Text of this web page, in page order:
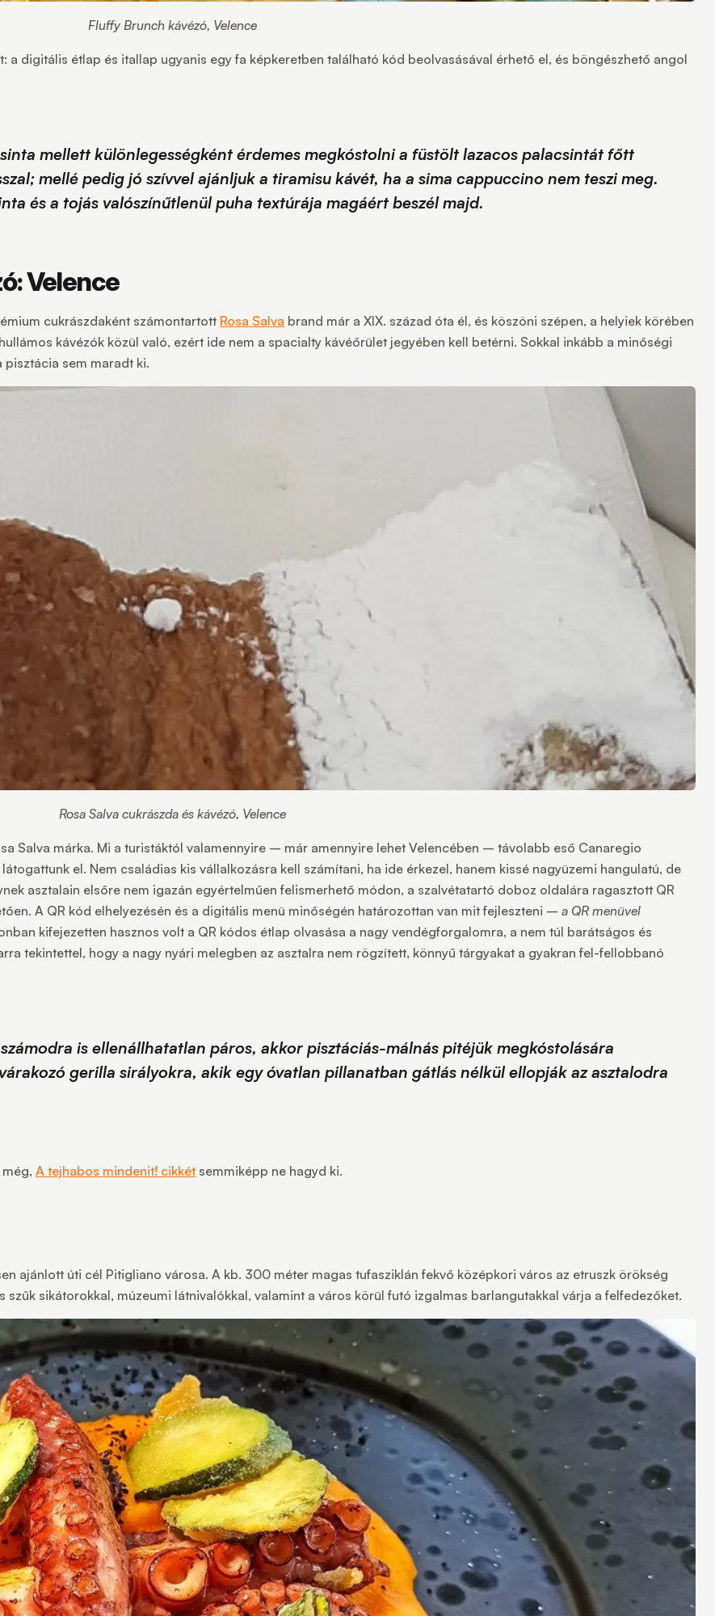
Fluffy Brunch kávézó, Velence
a digitális étlap és itallap ugyanis egy fa képkeretben található kód beolvasásával érhető el, és böngészhető angol
mellett különlegességként érdemes megkóstolni a füstölt lazacos palacsintát főtt
mellé pedig jó szívvel ajánljuk a tiramisu kávét, ha a sima cappuccino nem teszi meg.
és a tojás valószínűtlenül puha textúrája magáért beszél majd.
Velence
cukrászdaként számontartott Rosa Salva brand már a XIX. század óta él, és köszöni szépen, a helyiek körében
kávézók közül való, ezért ide nem a spacialty kávéőrület jegyében kell betérni. Sokkal inkább a minőségi
sem maradt ki.
Rosa Salva cukrászda és kávézó, Velence
Salva márka. Mi a turistáktól valamennyire – már amennyire lehet Velencében – távolabb eső Canaregio
el. Nem családias kis vállalkozásra kell számítani, ha ide érkezel, hanem kissé nagyüzemi hangulatú, de
asztalain elsőre nem igazán egyértelműen felismerhető módon, a szalvétatartó doboz oldalára ragasztott QR
A QR kód elhelyezésén és a digitális menü minőségén határozottan van mit fejleszteni – a QR menüvel
kifejezetten hasznos volt a QR kódos étlap olvasása a nagy vendégforgalomra, a nem túl barátságos és
tekintettel, hogy a nagy nyári melegben az asztalra nem rögzített, könnyű tárgyakat a gyakran fel-fellobbanó
is ellenállhatatlan páros, akkor pisztáciás-málnás pitéjük megkóstolására
gerilla sirályokra, akik egy óvatlan pillanatban gátlás nélkül ellopják az asztalodra
A tejhabos mindenit! cikkét semmiképp ne hagyd ki.
ajánlott úti cél Pitigliano városa. A kb. 300 méter magas tufasziklán fekvő középkori város az etruszk örökség
sikátorokkal, múzeumi látnivalókkal, valamint a város körül futó izgalmas barlangutakkal várja a felfedezőket.